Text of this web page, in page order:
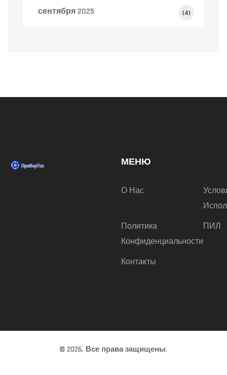
сентября 2025 (4)
МЕНЮ
О Нас
Политика
Конфиденциальности
ПИЛ
Контакты
© 2026. Все права защищены.